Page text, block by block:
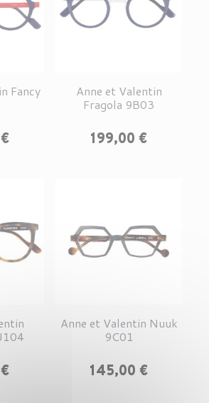
Fancy
Anne et Valentin
Fragola 9B03
Prix
199,00 €
Anne et Valentin Nuuk
9C01
Prix
145,00 €